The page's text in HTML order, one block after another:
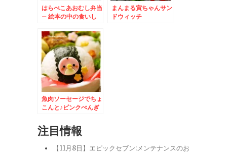
はらぺこあおむし弁当
– 絵本の中の食いし
まんまる寅ちゃんサン
ドウィッチ
魚肉ソーセージでちょ
こんと♪ピンクぺんぎ
注目情報
【11月8日】エピックセブン:メンテナンスのお